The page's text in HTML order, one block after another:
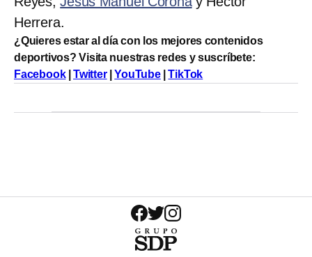
Herrera.
¿Quieres estar al día con los mejores contenidos
deportivos? Visita nuestras redes y suscríbete:
Facebook|Twitter|YouTube|TikTok